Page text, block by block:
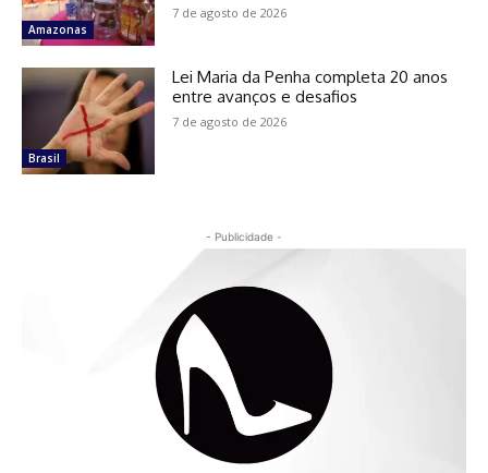
Amazonas
7 de agosto de 2026
Brasil
Lei Maria da Penha completa 20 anos
entre avanços e desafios
7 de agosto de 2026
- Publicidade -